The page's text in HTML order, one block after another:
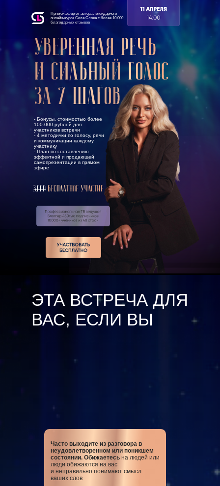
- Бонусы, стоимостью более
100.000 рублей для
участников встречи
- 4 методички по голосу, речи
и коммуникации каждому
участнику
- План по составлению
эффектной и продающей
самопрезентации в прямом
эфире
Прямой эфир от автора легендарного
онлайн-курса Сила Слова с более 10.000
благодарных отзывов
ЭТА ВСТРЕЧА ДЛЯ
ВАС, ЕСЛИ ВЫ
Часто выходите из разговора в
неудовлетворенном или поникшем
состоянии. Обижаетесь на людей или
люди обижаются на вас
и неправильно понимают смысл
ваших слов